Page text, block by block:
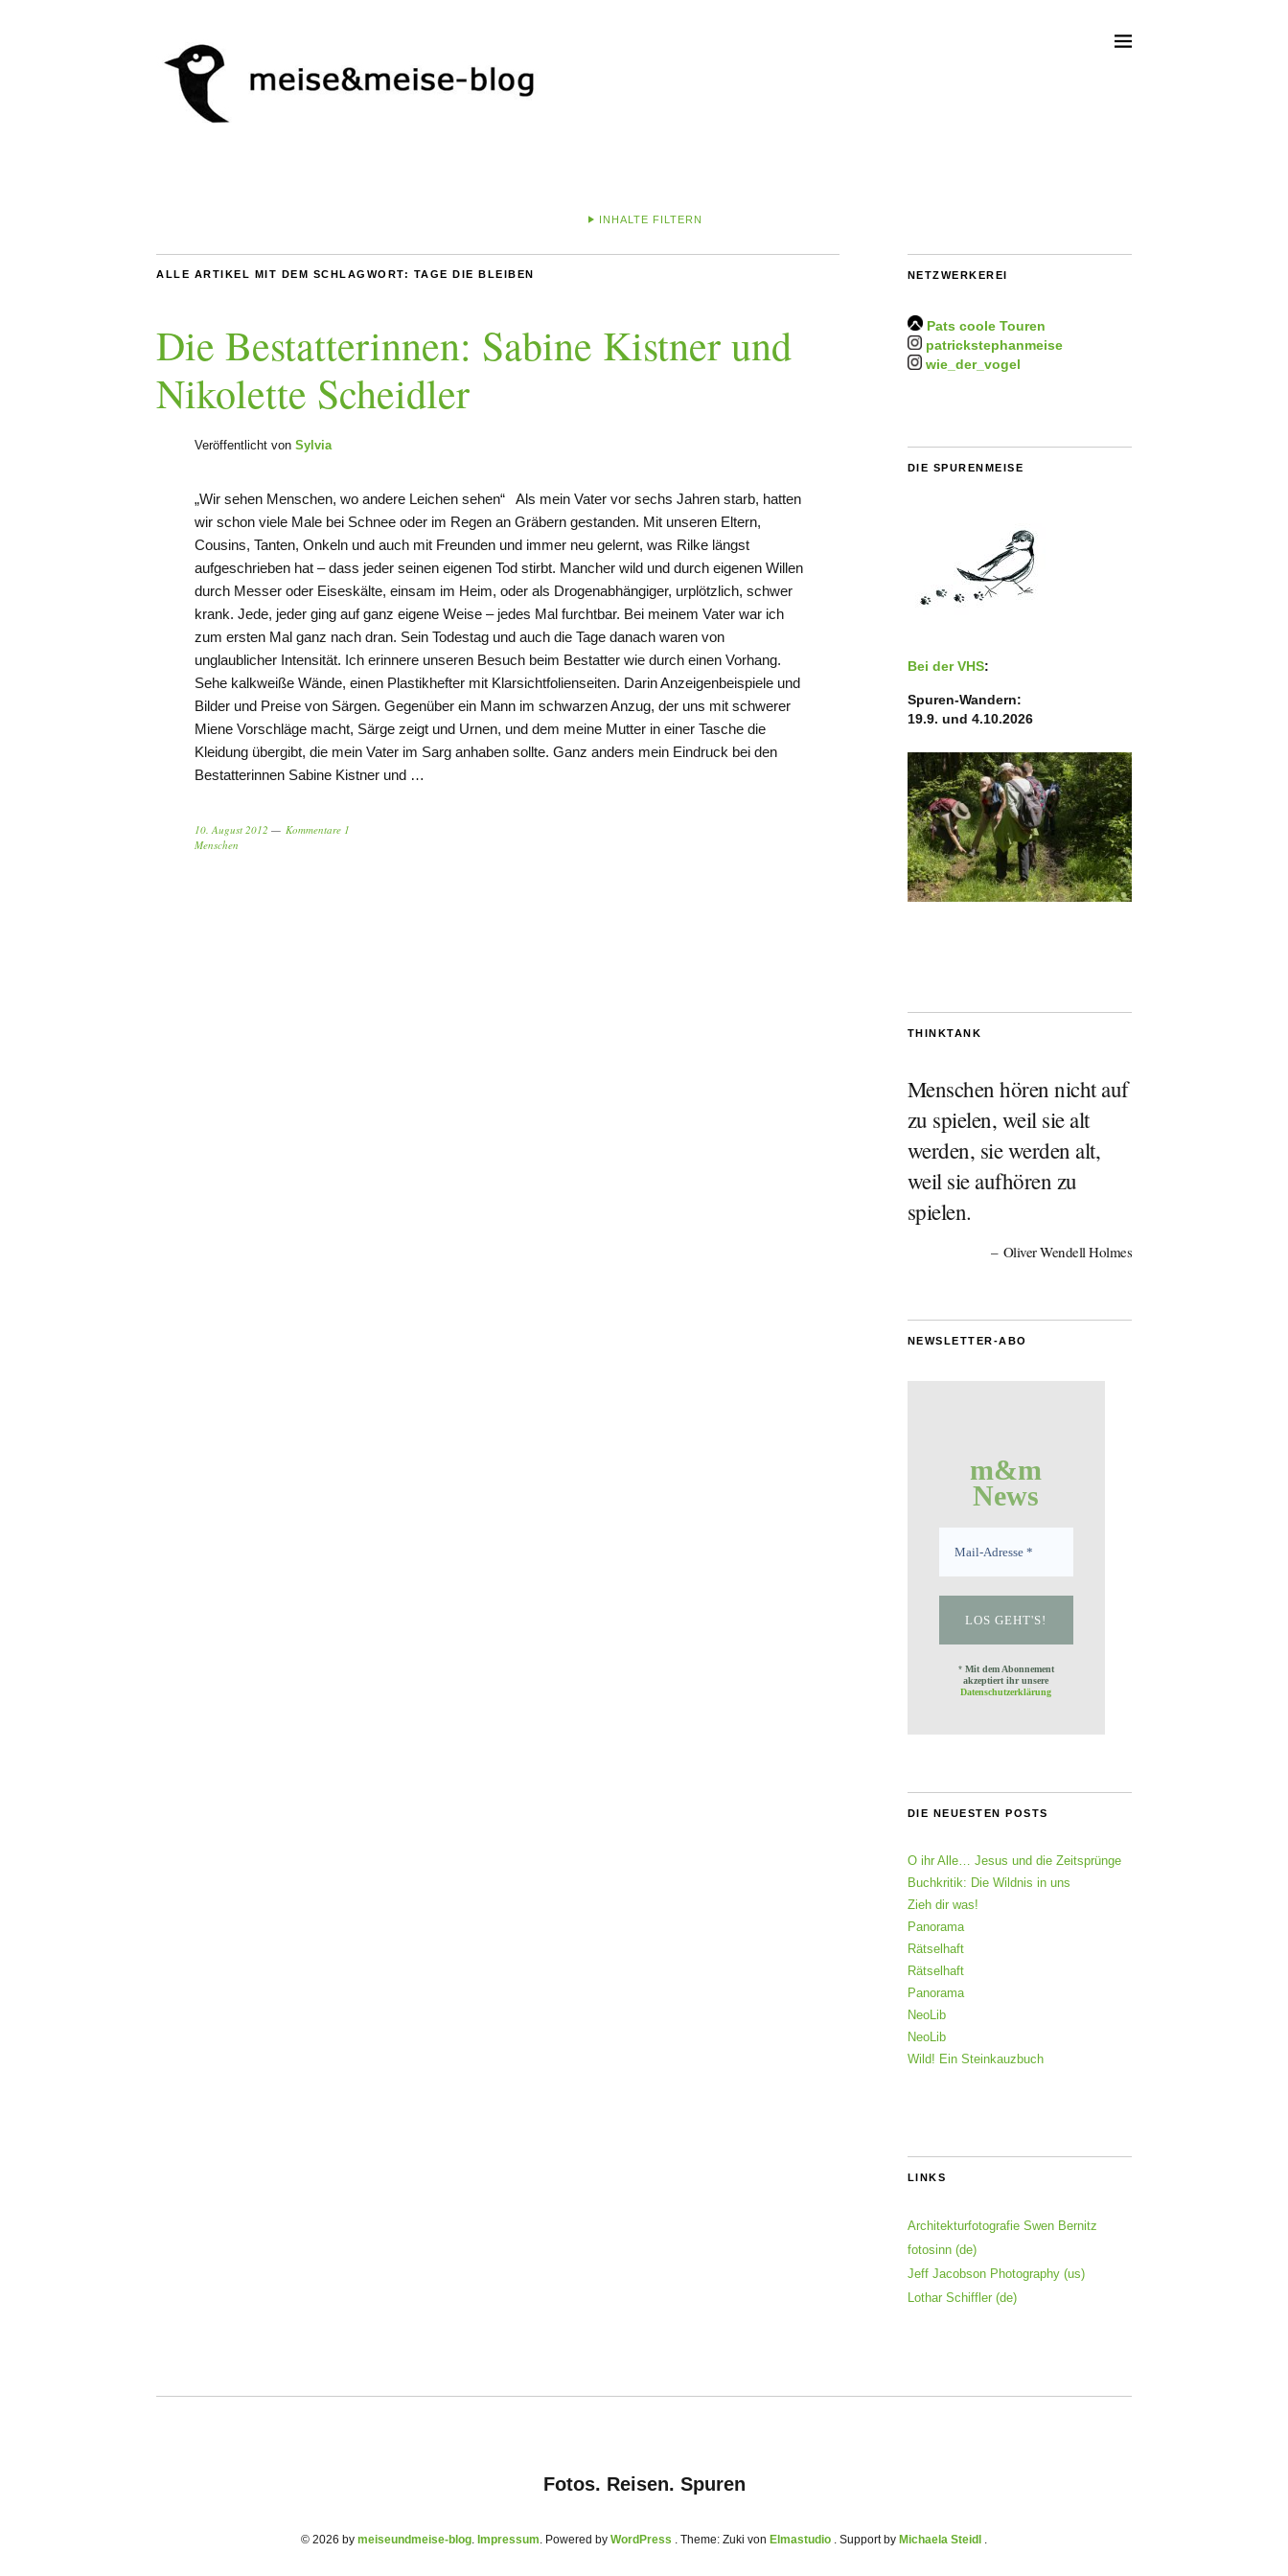
INHALTE FILTERN
ALLE ARTIKEL MIT DEM SCHLAGWORT: TAGE DIE BLEIBEN
Die Bestatterinnen: Sabine Kistner und
Nikolette Scheidler
Veröffentlicht von Sylvia
„Wir sehen Menschen, wo andere Leichen sehen“ Als mein Vater vor sechs Jahren starb, hatten
wir schon viele Male bei Schnee oder im Regen an Gräbern gestanden. Mit unseren Eltern,
Cousins, Tanten, Onkeln und auch mit Freunden und immer neu gelernt, was Rilke längst
aufgeschrieben hat – dass jeder seinen eigenen Tod stirbt. Mancher wild und durch eigenen Willen
durch Messer oder Eiseskälte, einsam im Heim, oder als Drogenabhängiger, urplötzlich, schwer
krank. Jede, jeder ging auf ganz eigene Weise – jedes Mal furchtbar. Bei meinem Vater war ich
zum ersten Mal ganz nach dran. Sein Todestag und auch die Tage danach waren von
unglaublicher Intensität. Ich erinnere unseren Besuch beim Bestatter wie durch einen Vorhang.
Sehe kalkweiße Wände, einen Plastikhefter mit Klarsichtfolienseiten. Darin Anzeigenbeispiele und
Bilder und Preise von Särgen. Gegenüber ein Mann im schwarzen Anzug, der uns mit schwerer
Miene Vorschläge macht, Särge zeigt und Urnen, und dem meine Mutter in einer Tasche die
Kleidung übergibt, die mein Vater im Sarg anhaben sollte. Ganz anders mein Eindruck bei den
Bestatterinnen Sabine Kistner und …
10. August 2012
Kommentare 1
Menschen
NETZWERKEREI
Pats coole Touren
patrickstephanmeise
wie_der_vogel
DIE SPURENMEISE
Bei der VHS:
Spuren-Wandern:
19.9. und 4.10.2026
THINKTANK
Menschen hören nicht auf
zu spielen, weil sie alt
werden, sie werden alt,
weil sie aufhören zu
spielen.
Oliver Wendell Holmes
NEWSLETTER-ABO
m&m
News
* Mit dem Abonnement
akzeptiert ihr unsere
Datenschutzerklärung
DIE NEUESTEN POSTS
O ihr Alle… Jesus und die Zeitsprünge
Buchkritik: Die Wildnis in uns
Zieh dir was!
Panorama
Rätselhaft
Rätselhaft
Panorama
NeoLib
NeoLib
Wild! Ein Steinkauzbuch
LINKS
Architekturfotografie Swen Bernitz
fotosinn (de)
Jeff Jacobson Photography (us)
Lothar Schiffler (de)
Fotos. Reisen. Spuren
© 2026 by meiseundmeise-blog Impressum Powered by WordPress Theme: Zuki von Elmastudio . Support by Michaela Steidl